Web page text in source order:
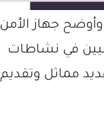
جهاز الأمن
في نشاطات
مماثل وتقديم